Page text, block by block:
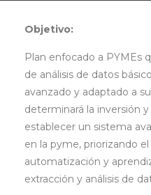
Objetivo:
Plan enfocado a PYMEs
de análisis de datos
avanzado y adaptado a
determinará la inversión
establecer un sistema
en la pyme, priorizando
automatización y
extracción y análisis de